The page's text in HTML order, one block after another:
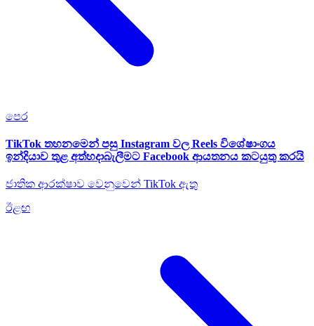
පෙර
TikTok තහනමෙන් පසු Instagram වල Reels විශේෂාංගය
ඉන්දියාව තුළ අත්හදාබැලීමට Facebook ආයතනය කටයුතු කරයි
ජාතික ආරක්ෂාව වෙනුවෙන් TikTok ඇතු
ඊළඟ